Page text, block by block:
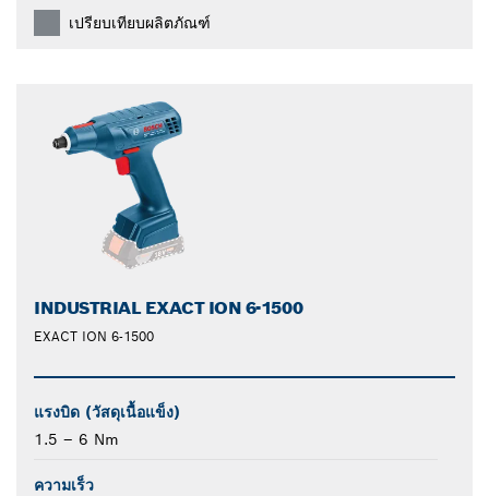
เปรียบเทียบผลิตภัณฑ์
INDUSTRIAL EXACT ION 6-1500
EXACT ION 6-1500
แรงบิด (วัสดุเนื้อแข็ง)
1.5 – 6 Nm
ความเร็ว